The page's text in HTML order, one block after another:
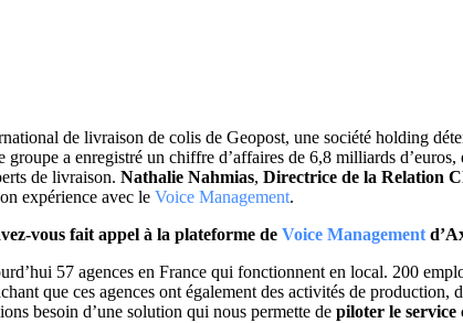
de livraison de colis de Geopost, une société holding
a enregistré un chiffre d’affaires de 6,8 milliards d’euros,
de livraison.Nathalie Nahmias,Directrice de la Relation
expérience avec leVoice Management.
vous fait appel à la plateforme deVoice Management
57 agences en France qui fonctionnent en local. 200
que ces agences ont également des activités de production,
besoin d’une solution qui nous permette depiloter le service